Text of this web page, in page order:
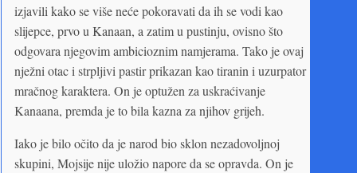
izjavili kako se više neće pokoravati da ih se vodi kao
slijepce, prvo u Kanaan, a zatim u pustinju, ovisno što
odgovara njegovim ambicioznim namjerama. Tako je ovaj
nježni otac i strpljivi pastir prikazan kao tiranin i uzurpator
mračnog karaktera. On je optužen za uskraćivanje
Kanaana, premda je to bila kazna za njihov grijeh.
Iako je bilo očito da je narod bio sklon nezadovoljnoj
skupini, Mojsije nije uložio napore da se opravda. On je